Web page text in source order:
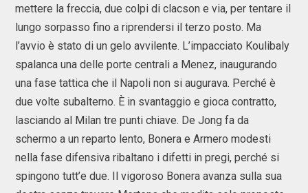
mettere la freccia, due colpi di clacson e via, per tentare il
lungo sorpasso fino a riprendersi il terzo posto. Ma
l’avvio è stato di un gelo avvilente. L’impacciato Koulibaly
spalanca una delle porte centrali a Menez, inaugurando
una fase tattica che il Napoli non si augurava. Perché è
due volte subalterno. È in svantaggio e gioca contratto,
lasciando al Milan tre punti chiave. De Jong fa da
schermo a un reparto lento, Bonera e Armero modesti
nella fase difensiva ribaltano i difetti in pregi, perché si
spingono tutt’e due. Il vigoroso Bonera avanza sulla sua